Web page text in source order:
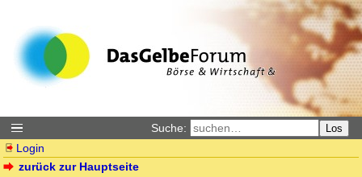
Suche: Los
Login
zurück zur Hauptseite